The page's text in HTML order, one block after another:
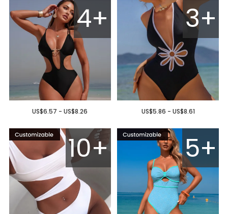
4+
US$6.57 - US$8.26
3+
US$5.86 - US$8.61
10+ 5+